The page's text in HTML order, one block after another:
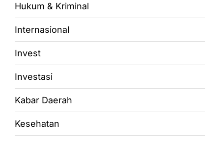
Hukum & Kriminal
Internasional
Invest
Investasi
Kabar Daerah
Kesehatan